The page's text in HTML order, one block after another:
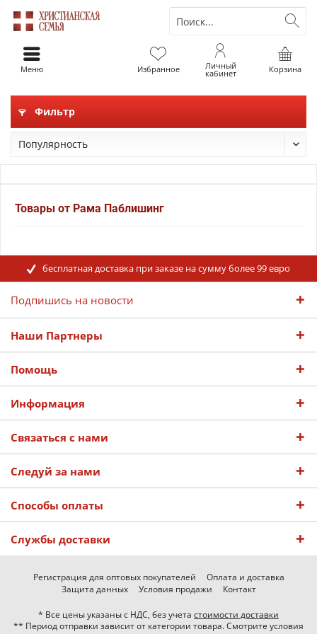
Корзина
Избранное Личный
кабинет
Меню
Фильтр
Товары от Рама Паблишинг
бесплатная доставка при заказе на сумму более 99 евро
Подпишись на новости
Наши Партнеры
Помощь
Информация
Связаться с нами
Следуй за нами
Способы оплаты
Службы доставки
Регистрация для оптовых покупателей
Оплата и доставка
Защита данных
Условия продажи Контакт
* Все цены указаны с НДС, без учета стоимости доставки
** Период отправки зависит от категории товара. Смотрите условия